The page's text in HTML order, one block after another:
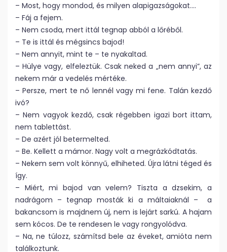
– Most, hogy mondod, és milyen alapigazságokat….
– Fáj a fejem.
– Nem csoda, mert ittál tegnap abból a lőréből.
– Te is ittál és mégsincs bajod!
– Nem annyit, mint te – te nyakaltad.
– Hülye vagy, elfeleztük. Csak neked a „nem annyi”, az
nekem már a vedelés mértéke.
– Persze, mert te nő lennél vagy mi fene. Talán kezdő
ivó?
– Nem vagyok kezdő, csak régebben igazi bort ittam,
nem tablettást.
– De azért jól betermelted.
– Be. Kellett a mámor. Nagy volt a megrázkódtatás.
– Nekem sem volt könnyű, elhiheted. Újra látni téged és
így.
– Miért, mi bajod van velem? Tiszta a dzsekim, a
nadrágom – tegnap mosták ki a máltaiaknál – a
bakancsom is majdnem új, nem is lejárt sarkú. A hajam
sem kócos. De te rendesen le vagy rongyolódva.
– Na, ne túlozz, számítsd bele az éveket, amióta nem
találkoztunk.